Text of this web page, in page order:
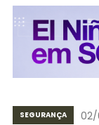
SEGURANÇA 02/